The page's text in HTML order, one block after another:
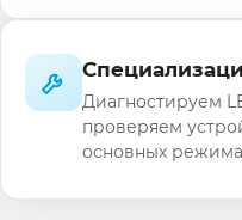
Диагностируем
проверяем
основных